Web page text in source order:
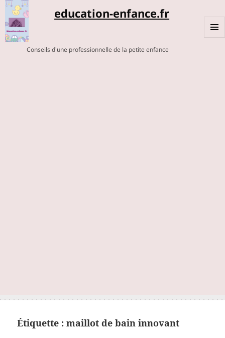
education-enfance.fr
Conseils d'une professionnelle de la petite enfance
Étiquette :maillot de bain innovant